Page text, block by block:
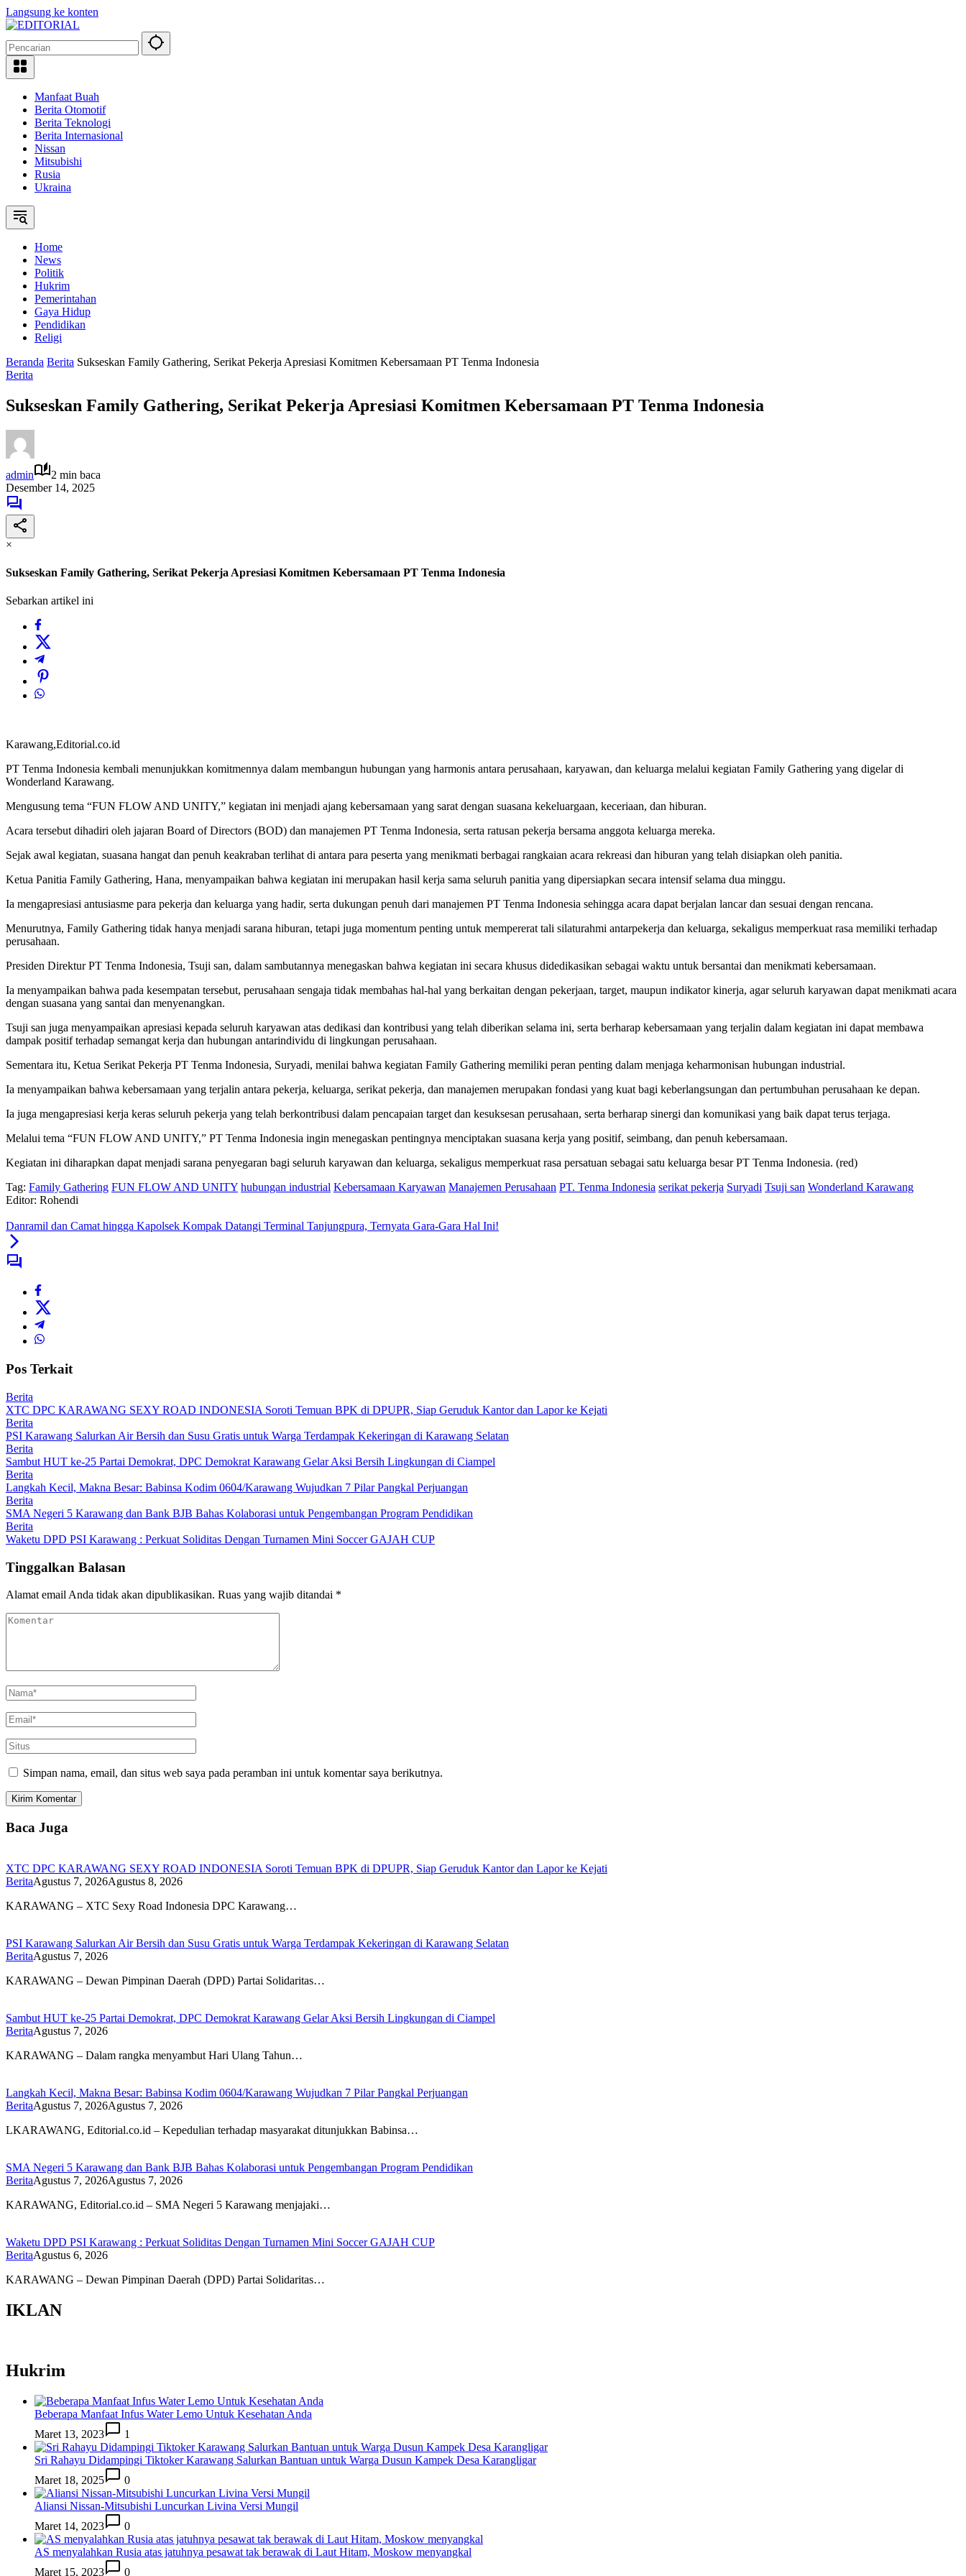
Langsung ke konten
Manfaat Buah
Berita Otomotif
Berita Teknologi
Berita Internasional
Nissan
Mitsubishi
Rusia
Ukraina
Home
News
Politik
Hukrim
Pemerintahan
Gaya Hidup
Pendidikan
Religi
Beranda Berita Sukseskan Family Gathering, Serikat Pekerja Apresiasi Komitmen Kebersamaan PT Tenma Indonesia
Berita
Sukseskan Family Gathering, Serikat Pekerja Apresiasi Komitmen Kebersamaan PT Tenma Indonesia
admin
2 min baca
Desember 14, 2025
×
Sukseskan Family Gathering, Serikat Pekerja Apresiasi Komitmen Kebersamaan PT Tenma Indonesia
Sebarkan artikel ini
Karawang,Editorial.co.id
PT Tenma Indonesia kembali menunjukkan komitmennya dalam membangun hubungan yang harmonis antara perusahaan, karyawan, dan keluarga melalui kegiatan Family Gathering yang digelar di
Wonderland Karawang.
Mengusung tema “FUN FLOW AND UNITY,” kegiatan ini menjadi ajang kebersamaan yang sarat dengan suasana kekeluargaan, keceriaan, dan hiburan.
Acara tersebut dihadiri oleh jajaran Board of Directors (BOD) dan manajemen PT Tenma Indonesia, serta ratusan pekerja bersama anggota keluarga mereka.
Sejak awal kegiatan, suasana hangat dan penuh keakraban terlihat di antara para peserta yang menikmati berbagai rangkaian acara rekreasi dan hiburan yang telah disiapkan oleh panitia.
Ketua Panitia Family Gathering, Hana, menyampaikan bahwa kegiatan ini merupakan hasil kerja sama seluruh panitia yang dipersiapkan secara intensif selama dua minggu.
Ia mengapresiasi antusiasme para pekerja dan keluarga yang hadir, serta dukungan penuh dari manajemen PT Tenma Indonesia sehingga acara dapat berjalan lancar dan sesuai dengan rencana.
Menurutnya, Family Gathering tidak hanya menjadi sarana hiburan, tetapi juga momentum penting untuk mempererat tali silaturahmi antarpekerja dan keluarga, sekaligus memperkuat rasa memiliki terhadap
perusahaan.
Presiden Direktur PT Tenma Indonesia, Tsuji san, dalam sambutannya menegaskan bahwa kegiatan ini secara khusus didedikasikan sebagai waktu untuk bersantai dan menikmati kebersamaan.
Ia menyampaikan bahwa pada kesempatan tersebut, perusahaan sengaja tidak membahas hal-hal yang berkaitan dengan pekerjaan, target, maupun indikator kinerja, agar seluruh karyawan dapat menikmati acara
dengan suasana yang santai dan menyenangkan.
Tsuji san juga menyampaikan apresiasi kepada seluruh karyawan atas dedikasi dan kontribusi yang telah diberikan selama ini, serta berharap kebersamaan yang terjalin dalam kegiatan ini dapat membawa
dampak positif terhadap semangat kerja dan hubungan antarindividu di lingkungan perusahaan.
Sementara itu, Ketua Serikat Pekerja PT Tenma Indonesia, Suryadi, menilai bahwa kegiatan Family Gathering memiliki peran penting dalam menjaga keharmonisan hubungan industrial.
Ia menyampaikan bahwa kebersamaan yang terjalin antara pekerja, keluarga, serikat pekerja, dan manajemen merupakan fondasi yang kuat bagi keberlangsungan dan pertumbuhan perusahaan ke depan.
Ia juga mengapresiasi kerja keras seluruh pekerja yang telah berkontribusi dalam pencapaian target dan kesuksesan perusahaan, serta berharap sinergi dan komunikasi yang baik dapat terus terjaga.
Melalui tema “FUN FLOW AND UNITY,” PT Tenma Indonesia ingin menegaskan pentingnya menciptakan suasana kerja yang positif, seimbang, dan penuh kebersamaan.
Kegiatan ini diharapkan dapat menjadi sarana penyegaran bagi seluruh karyawan dan keluarga, sekaligus memperkuat rasa persatuan sebagai satu keluarga besar PT Tenma Indonesia. (red)
Tag: Family Gathering FUN FLOW AND UNITY hubungan industrial Kebersamaan Karyawan Manajemen Perusahaan PT. Tenma Indonesia serikat pekerja Suryadi Tsuji san Wonderland Karawang
Editor: Rohendi
Danramil dan Camat hingga Kapolsek Kompak Datangi Terminal Tanjungpura, Ternyata Gara-Gara Hal Ini!
Pos Terkait
Berita
XTC DPC KARAWANG SEXY ROAD INDONESIA Soroti Temuan BPK di DPUPR, Siap Geruduk Kantor dan Lapor ke Kejati
Berita
PSI Karawang Salurkan Air Bersih dan Susu Gratis untuk Warga Terdampak Kekeringan di Karawang Selatan
Berita
Sambut HUT ke-25 Partai Demokrat, DPC Demokrat Karawang Gelar Aksi Bersih Lingkungan di Ciampel
Berita
Langkah Kecil, Makna Besar: Babinsa Kodim 0604/Karawang Wujudkan 7 Pilar Pangkal Perjuangan
Berita
SMA Negeri 5 Karawang dan Bank BJB Bahas Kolaborasi untuk Pengembangan Program Pendidikan
Berita
Waketu DPD PSI Karawang : Perkuat Soliditas Dengan Turnamen Mini Soccer GAJAH CUP
Tinggalkan Balasan
Alamat email Anda tidak akan dipublikasikan. Ruas yang wajib ditandai *
Simpan nama, email, dan situs web saya pada peramban ini untuk komentar saya berikutnya.
Baca Juga
XTC DPC KARAWANG SEXY ROAD INDONESIA Soroti Temuan BPK di DPUPR, Siap Geruduk Kantor dan Lapor ke Kejati
BeritaAgustus 7, 2026Agustus 8, 2026
KARAWANG – XTC Sexy Road Indonesia DPC Karawang…
PSI Karawang Salurkan Air Bersih dan Susu Gratis untuk Warga Terdampak Kekeringan di Karawang Selatan
BeritaAgustus 7, 2026
KARAWANG – Dewan Pimpinan Daerah (DPD) Partai Solidaritas…
Sambut HUT ke-25 Partai Demokrat, DPC Demokrat Karawang Gelar Aksi Bersih Lingkungan di Ciampel
BeritaAgustus 7, 2026
KARAWANG – Dalam rangka menyambut Hari Ulang Tahun…
Langkah Kecil, Makna Besar: Babinsa Kodim 0604/Karawang Wujudkan 7 Pilar Pangkal Perjuangan
BeritaAgustus 7, 2026Agustus 7, 2026
LKARAWANG, Editorial.co.id – Kepedulian terhadap masyarakat ditunjukkan Babinsa…
SMA Negeri 5 Karawang dan Bank BJB Bahas Kolaborasi untuk Pengembangan Program Pendidikan
BeritaAgustus 7, 2026Agustus 7, 2026
KARAWANG, Editorial.co.id – SMA Negeri 5 Karawang menjajaki…
Waketu DPD PSI Karawang : Perkuat Soliditas Dengan Turnamen Mini Soccer GAJAH CUP
BeritaAgustus 6, 2026
KARAWANG – Dewan Pimpinan Daerah (DPD) Partai Solidaritas…
IKLAN
Hukrim
Beberapa Manfaat Infus Water Lemo Untuk Kesehatan Anda
Maret 13, 2023
1
Sri Rahayu Didampingi Tiktoker Karawang Salurkan Bantuan untuk Warga Dusun Kampek Desa Karangligar
Maret 18, 2025
0
Aliansi Nissan-Mitsubishi Luncurkan Livina Versi Mungil
Maret 14, 2023
0
AS menyalahkan Rusia atas jatuhnya pesawat tak berawak di Laut Hitam, Moskow menyangkal
Maret 15, 2023
0